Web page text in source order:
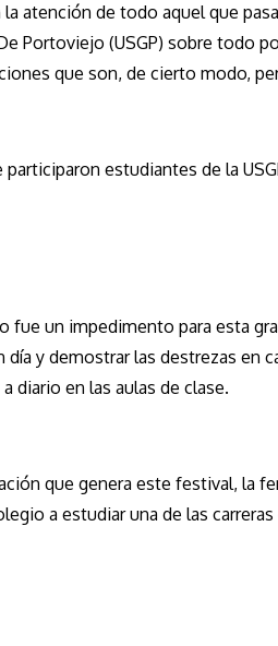
atención de todo aquel que
Portoviejo (USGP) sobre todo
que son, de cierto modo,
estudiantes de la
fue un impedimento para esta
y demostrar las destrezas en
diario en las aulas de clase.
que genera este festival, la
a estudiar una de las